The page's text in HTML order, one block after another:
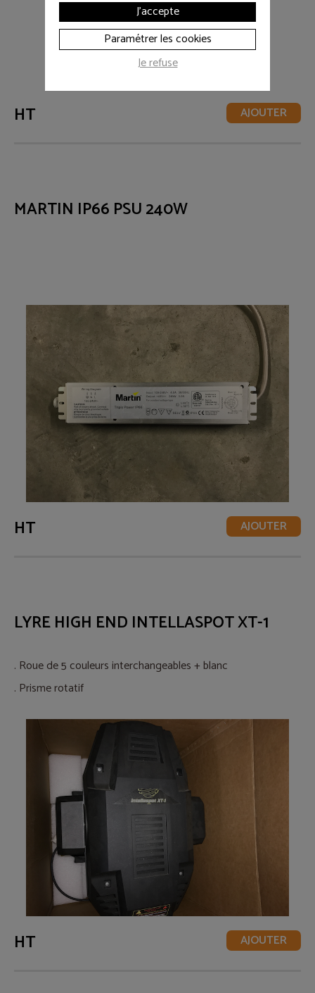
HT AJOUTER
MARTIN IP66 PSU 240W
HT AJOUTER
LYRE HIGH END INTELLASPOT XT-1
. Roue de 5 couleurs interchangeables + blanc
. Prisme rotatif
HT AJOUTER
J'accepte
Paramétrer les cookies
Je refuse